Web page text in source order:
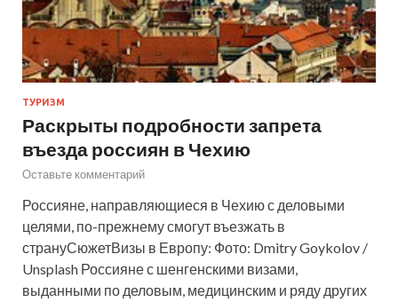
ТУРИЗМ
Раскрыты подробности запрета
въезда россиян в Чехию
Оставьте комментарий
Россияне, направляющиеся в Чехию с деловыми
целями, по-прежнему смогут въезжать в
странуСюжетВизы в Европу: Фото: Dmitry Goykolov /
Unsplash Россияне с шенгенскими визами,
выданными по деловым, медицинским и ряду других